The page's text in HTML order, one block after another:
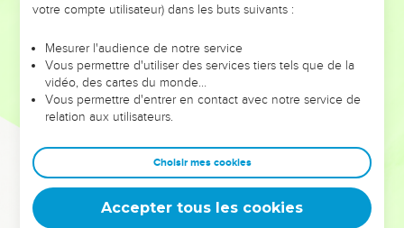
leur foi ou leur vision. Mais on voit moins les doutes, les erreurs
et les saisons difficiles qu'ils ont traversés, alors même que ce
sont elles qui les ont façonnés.
Dans cette conférence, leaders, entrepreneurs, et responsables
clés pour avancer avec plus de sagesse afin que leurs erreurs
deviennent vos tremplins. Que vous guidiez un ministère, une
équipe, un groupe ou une famille, leur expérience est faite
votre compte utilisateur) dans les buts suivants :
Mesurer l'audience de notre service
Vous permettre d'utiliser des services tiers tels que de la
vidéo, des cartes du monde…
Vous permettre d'entrer en contact avec notre service de
relation aux utilisateurs.
Choisir mes cookies
Accepter tous les cookies